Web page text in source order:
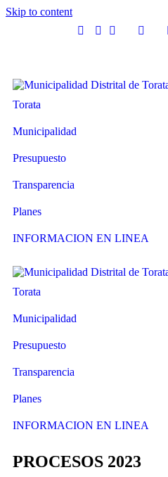
Skip to content
Torata
Municipalidad
Presupuesto
Transparencia
Planes
INFORMACION EN LINEA
Torata
Municipalidad
Presupuesto
Transparencia
Planes
INFORMACION EN LINEA
PROCESOS 2023